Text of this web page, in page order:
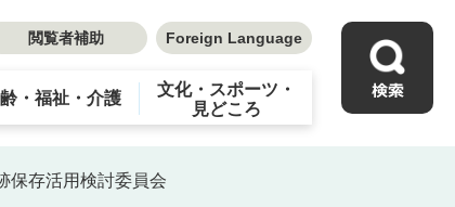
閲覧者補助 Foreign Language
・福祉・介護
文化・スポーツ・
見どころ
保存活用検討委員会